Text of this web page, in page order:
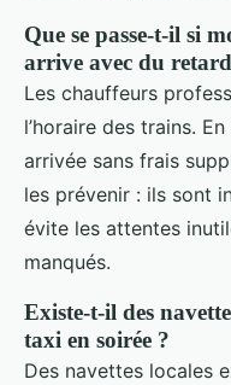
Que se passe-t-il si
arrive avec du
Les chauffeurs
l’horaire des trains.
arrivée sans frais
les prévenir : ils sont
évite les attentes
manqués.
Existe-t-il des
taxi en soirée ?
Des navettes locales